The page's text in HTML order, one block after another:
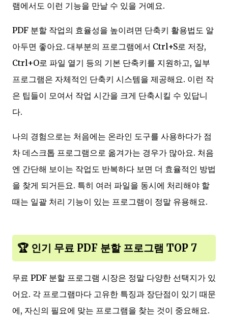
램에서도 이런 기능을 만날 수 있을 거예요.
PDF 분할 작업의 효율성을 높이려면 단축키 활용법도 알
아두면 좋아요. 대부분의 프로그램에서 Ctrl+S로 저장,
Ctrl+O로 파일 열기 등의 기본 단축키를 지원하고, 일부
프로그램은 자체적인 단축키 시스템을 제공해요. 이런 작
은 팁들이 모여서 작업 시간을 크게 단축시킬 수 있답니
다.
나의 경험으로는 처음에는 온라인 도구를 사용하다가 점
차 데스크톱 프로그램으로 옮겨가는 경우가 많아요. 처음
엔 간단해 보이는 작업도 반복하다 보면 더 효율적인 방법
을 찾게 되거든요. 특히 여러 파일을 동시에 처리해야 할
때는 일괄 처리 기능이 있는 프로그램이 정말 유용해요.
🏆 인기 무료 PDF 분할 프로그램 TOP 7
무료 PDF 분할 프로그램 시장은 정말 다양한 선택지가 있
어요. 각 프로그램마다 고유한 특징과 장단점이 있기 때문
에, 자신의 필요에 맞는 프로그램을 찾는 것이 중요해요.